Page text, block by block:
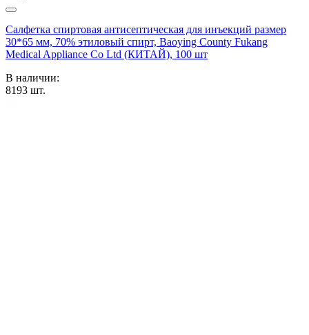
Салфетка спиртовая антисептическая для инъекций размер
30*65 мм, 70% этиловый спирт, Baoying County Fukang
Medical Appliance Co Ltd (КИТАЙ), 100 шт
В наличии:
8193 шт.